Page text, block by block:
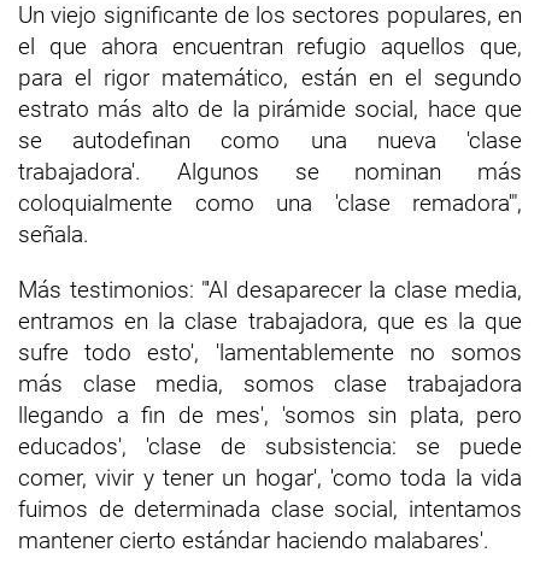
Un viejo significante de los sectores populares, en
el que ahora encuentran refugio aquellos que,
para el rigor matemático, están en el segundo
estrato más alto de la pirámide social, hace que
se autodefinan como una nueva 'clase
trabajadora'. Algunos se nominan más
coloquialmente como una 'clase remadora'",
señala.
Más testimonios: "'Al desaparecer la clase media,
entramos en la clase trabajadora, que es la que
sufre todo esto', 'lamentablemente no somos
más clase media, somos clase trabajadora
llegando a fin de mes', 'somos sin plata, pero
educados', 'clase de subsistencia: se puede
comer, vivir y tener un hogar', 'como toda la vida
fuimos de determinada clase social, intentamos
mantener cierto estándar haciendo malabares'.